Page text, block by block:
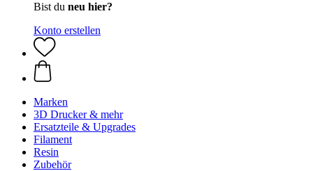
Bist du neu hier?
Konto erstellen
Marken
3D Drucker & mehr
Ersatzteile & Upgrades
Filament
Resin
Zubehör